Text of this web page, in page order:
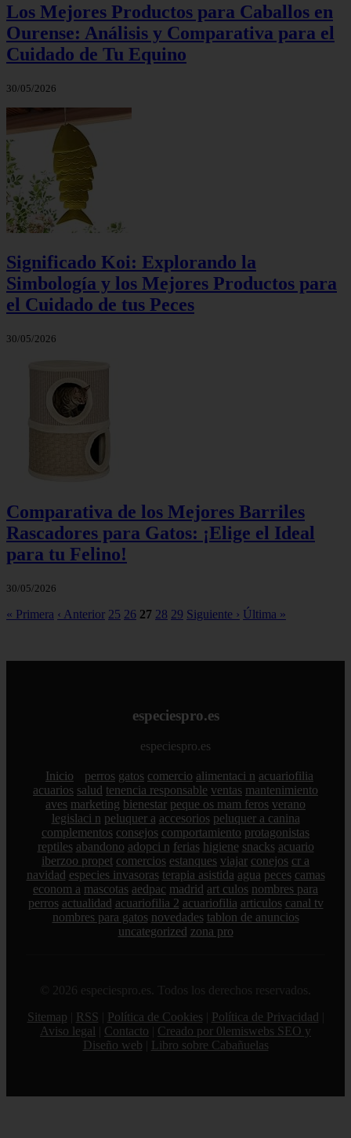
Los Mejores Productos para Caballos en
Ourense: Análisis y Comparativa para el
Cuidado de Tu Equino
30/05/2026
Significado Koi: Explorando la
Simbología y los Mejores Productos para
el Cuidado de tus Peces
30/05/2026
Comparativa de los Mejores Barriles
Rascadores para Gatos: ¡Elige el Ideal
para tu Felino!
30/05/2026
« Primera ‹ Anterior 25 26 27 28 29 Siguiente › Última »
especiespro.es
especiespro.es
Inicio perros gatos comercio alimentaci n acuariofilia
acuarios salud tenencia responsable ventas mantenimiento
aves marketing bienestar peque os mam feros verano
legislaci n peluquer a accesorios peluquer a canina
complementos consejos comportamiento protagonistas
reptiles abandono adopci n ferias higiene snacks acuario
iberzoo propet comercios estanques viajar conejos cr a
navidad especies invasoras terapia asistida agua peces camas
econom a mascotas aedpac madrid art culos nombres para
perros actualidad acuariofilia 2 acuariofilia articulos canal tv
nombres para gatos novedades tablon de anuncios
uncategorized zona pro
© 2026 especiespro.es. Todos los derechos reservados.
Sitemap
RSS Política de Cookies Política de Privacidad
Aviso legal
Contacto
Creado por 0lemiswebs SEO y
Diseño web
Libro sobre Cabañuelas